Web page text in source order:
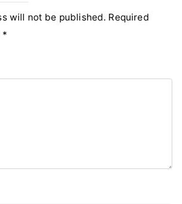
will not be published. Required
*